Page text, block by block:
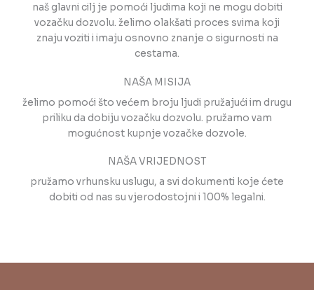
naš glavni cilj je pomoći ljudima koji ne mogu dobiti
vozačku dozvolu. želimo olakšati proces svima koji
znaju voziti i imaju osnovno znanje o sigurnosti na
cestama.
NAŠA MISIJA
želimo pomoći što većem broju ljudi pružajući im drugu
priliku da dobiju vozačku dozvolu. pružamo vam
mogućnost kupnje vozačke dozvole.
NAŠA VRIJEDNOST
pružamo vrhunsku uslugu, a svi dokumenti koje ćete
dobiti od nas su vjerodostojni i 100% legalni.